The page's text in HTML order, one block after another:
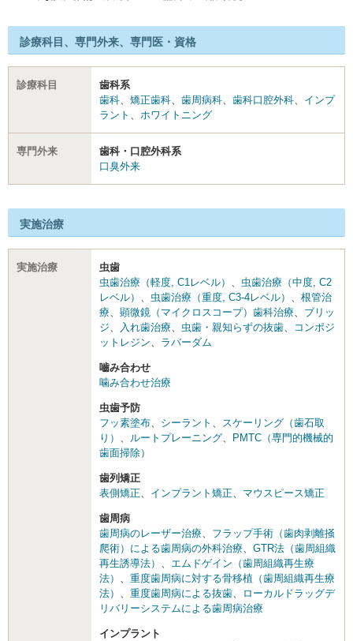
診療科目、専門外来、専門医・資格
診療科目
歯科系
歯科
矯正歯科 歯周病科 歯科口腔外科
インプ
ラント
ホワイトニング
専門外来
歯科・口腔外科系
口臭外来
実施治療
実施治療
虫歯
虫歯治療（軽度, C1レベル）
虫歯治療（中度, C2
レベル）
虫歯治療（重度, C3-4レベル）
根管治
療
顕微鏡（マイクロスコープ）歯科治療
ブリッ
ジ
入れ歯治療 虫歯・親知らずの抜歯
コンポジ
ットレジン
ラバーダム
嚙み合わせ
噛み合わせ治療
虫歯予防
フッ素塗布
シーラント
スケーリング（歯石取
り）
ルートプレーニング
PMTC（専門的機械的
歯面掃除）
歯列矯正
表側矯正
インプラント矯正 マウスピース矯正
歯周病
歯周病のレーザー治療
フラップ手術（歯肉剥離掻
爬術）による歯周病の外科治療
GTR法（歯周組織
再生誘導法）
エムドゲイン（歯周組織再生療
法）
重度歯周病に対する骨移植（歯周組織再生療
法）
重度歯周病による抜歯
ローカルドラッグデ
リバリーシステムによる歯周病治療
インプラント